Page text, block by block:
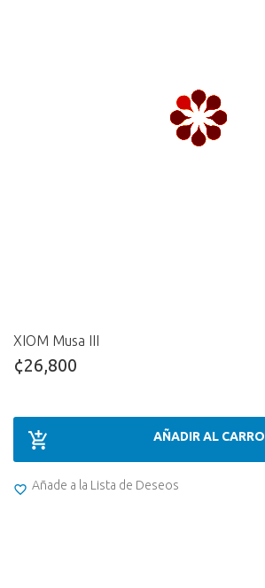
XIOM Musa III
¢26,800
AÑADIR AL CARRO
Añade a la Lista de Deseos